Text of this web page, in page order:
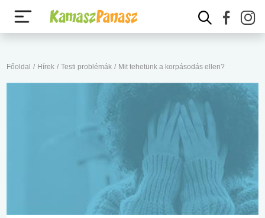
Főoldal / Hírek / Testi problémák / Mit tehetünk a korpásodás ellen?